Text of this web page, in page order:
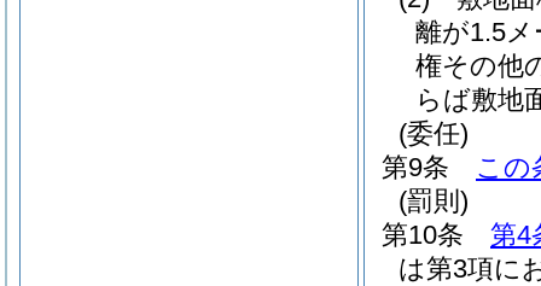
離が1.5
権その他
らば敷地
(委任)
第9条
この
(罰則)
第10条
第4
は第3項に